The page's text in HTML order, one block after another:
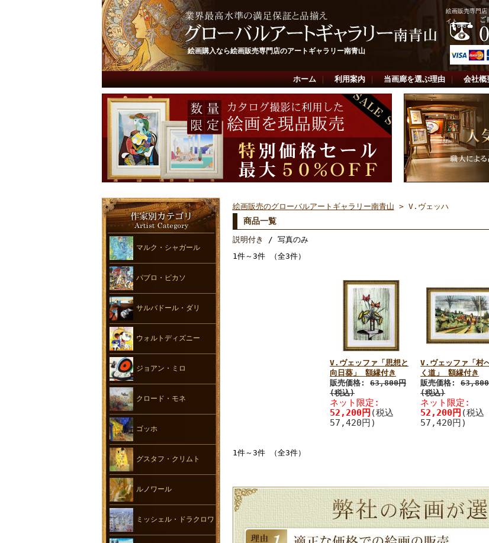
絵画購入なら絵画販売専門店のアートギャラリー南青山
絵画販売専門
イト
ホーム 利用案内 当画廊を選ぶ理由 会社概
マルク・シャガール
パブロ・ピカソ
サルバドール・ダリ
ウォルトディズニー
ジョアン・ミロ
クロード・モネ
ゴッホ
グスタフ・クリムト
ルノワール
ミッシェル・ドラクロワ
絵画販売のグローバルアートギャラリー南青山 > V.ヴェッハ
商品一覧
説明付き
/ 写真のみ
1件～3件 （全3件）
V.ヴェッファ「思想と
向日葵」 額縁付き
販売価格:63,800円
(税込)
ネット限定:
52,200円 (税込
57,420円)
V.ヴェッファ「村
く道」 額縁付き
販売価格:
(税込)
ネット限定:
52,200円 (税込
57,420円)
1件～3件 （全3件）